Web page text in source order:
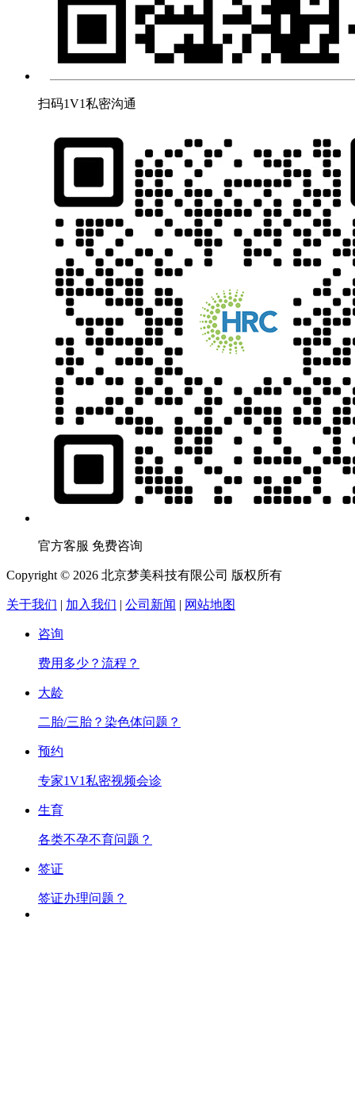
扫码1V1私密沟通
官方客服 免费咨询
Copyright © 2026 北京梦美科技有限公司 版权所有
关于我们 | 加入我们 | 公司新闻 | 网站地图
咨询
费用多少？流程？
大龄
二胎/三胎？染色体问题？
预约
专家1V1私密视频会诊
生育
各类不孕不育问题？
签证
签证办理问题？